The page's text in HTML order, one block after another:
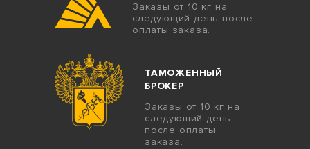
Заказы от 10 кг на
следующий день после
оплаты заказа.
ТАМОЖЕННЫЙ
БРОКЕР
Заказы от 10 кг на
следующий день
после оплаты
заказа.